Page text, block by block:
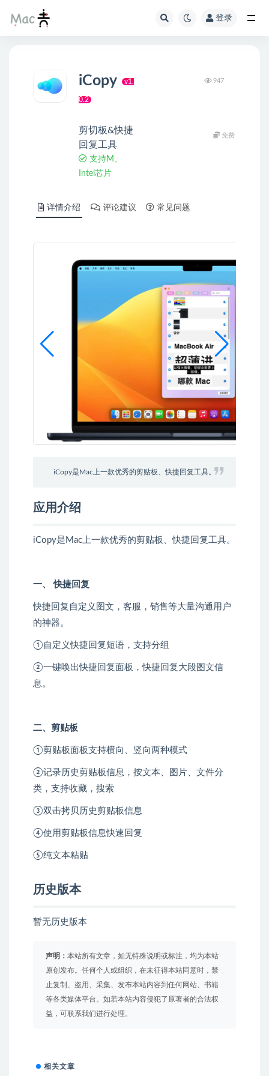
登录
iCopy v1.
0.2
剪切板&快捷
回复工具
支持M、
Intel芯片
947
免费
详情介绍 评论建议 常见问题
iCopy是Mac上一款优秀的剪贴板、快捷回复工具。
应用介绍
iCopy是Mac上一款优秀的剪贴板、快捷回复工具。
一、 快捷回复
快捷回复自定义图文，客服，销售等大量沟通用户
的神器。
①自定义快捷回复短语，支持分组
②一键唤出快捷回复面板，快捷回复大段图文信
息。
二、剪贴板
①剪贴板面板支持横向、竖向两种模式
②记录历史剪贴板信息，按文本、图片、文件分
类，支持收藏，搜索
③双击拷贝历史剪贴板信息
④使用剪贴板信息快速回复
⑤纯文本粘贴
历史版本
暂无历史版本
声明： 本站所有文章，如无特殊说明或标注，均为本站
原创发布。任何个人或组织，在未征得本站同意时，禁
止复制、盗用、采集、发布本站内容到任何网站、书籍
等各类媒体平台。如若本站内容侵犯了原著者的合法权
益，可联系我们进行处理。
相关文章